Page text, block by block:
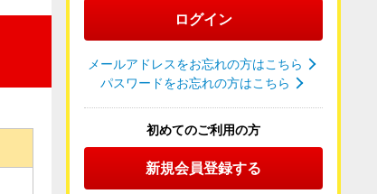
ログイン
メールアドレスをお忘れの方はこちら
パスワードをお忘れの方はこちら
初めてのご利用の方
新規会員登録する